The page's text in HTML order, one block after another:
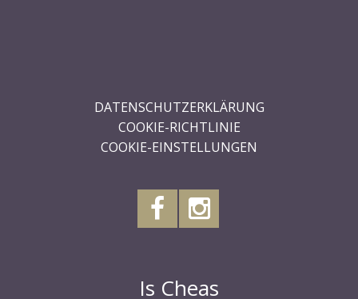
DATENSCHUTZERKLÄRUNG
COOKIE-RICHTLINIE
COOKIE-EINSTELLUNGEN
Is Cheas